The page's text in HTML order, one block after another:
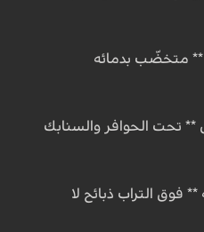
متخضّب بدمائه
** تحت الحوافر والسنابك
فوق التراب ذبائح لا